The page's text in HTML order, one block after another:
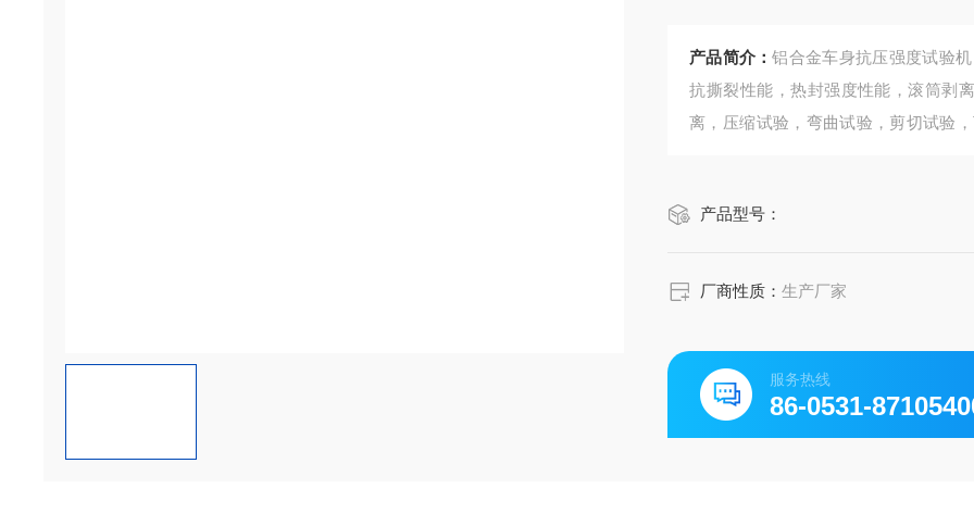
产品简介：铝合金车身抗压强度试验
抗撕裂性能，热封强度性能，滚筒剥
离，压缩试验，弯曲试验，剪切试验
产品型号：
厂商性质：生产厂家
服务热线
86-0531-